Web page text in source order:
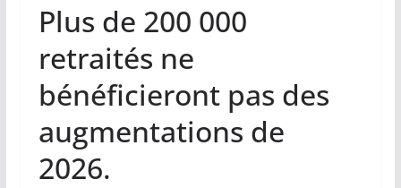
Plus de 200 000
retraités ne
bénéficieront pas des
augmentations de
2026.